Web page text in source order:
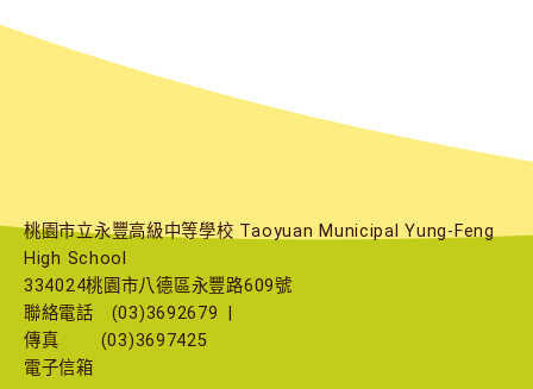
桃園市立永豐高級中等學校 Taoyuan Municipal Yung-Feng
High School
334024桃園市八德區永豐路609號
聯絡電話
(03)3692679
傳真
(03)3697425
電子信箱